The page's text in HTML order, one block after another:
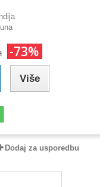
-73%
Više
Dodaj za usporedbu